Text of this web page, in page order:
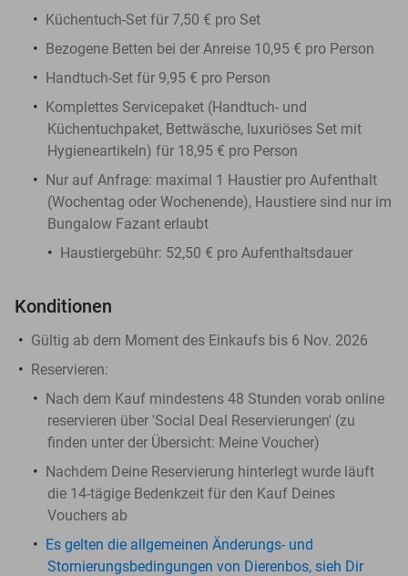
Küchentuch-Set für 7,50 € pro Set
Bezogene Betten bei der Anreise 10,95 € pro Person
Handtuch-Set für 9,95 € pro Person
Komplettes Servicepaket (Handtuch- und
Küchentuchpaket, Bettwäsche, luxuriöses Set mit
Hygieneartikeln) für 18,95 € pro Person
Nur auf Anfrage: maximal 1 Haustier pro Aufenthalt
(Wochentag oder Wochenende), Haustiere sind nur im
Bungalow Fazant erlaubt
Haustiergebühr: 52,50 € pro Aufenthaltsdauer
Konditionen
Gültig ab dem Moment des Einkaufs bis 6 Nov. 2026
Reservieren:
Nach dem Kauf mindestens 48 Stunden vorab online
reservieren über 'Social Deal Reservierungen' (zu
finden unter der Übersicht: Meine Voucher)
Nachdem Deine Reservierung hinterlegt wurde läuft
die 14-tägige Bedenkzeit für den Kauf Deines
Vouchers ab
Es gelten die allgemeinen Änderungs- und
Stornierungsbedingungen von Dierenbos, sieh Dir